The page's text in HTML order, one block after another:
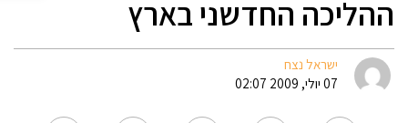
ההליכה החדשני בארץ
ישראל נצח
07 יולי, 2009 02:07